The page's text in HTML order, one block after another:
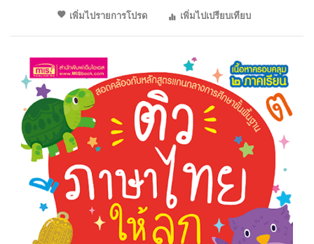
เพิ่มไปรายการโปรด
เพิ่มไปเปรียบเทียบ